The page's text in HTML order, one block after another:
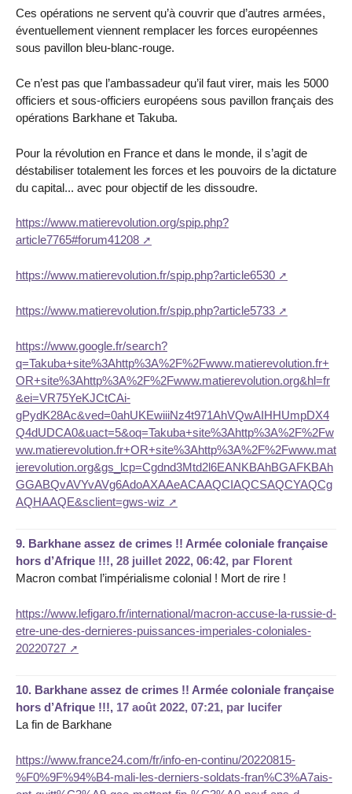
Ces opérations ne servent qu’à couvrir que d’autres armées,
éventuellement viennent remplacer les forces européennes
sous pavillon bleu-blanc-rouge.
Ce n’est pas que l’ambassadeur qu’il faut virer, mais les 5000
officiers et sous-officiers européens sous pavillon français des
opérations Barkhane et Takuba.
Pour la révolution en France et dans le monde, il s’agit de
déstabiliser totalement les forces et les pouvoirs de la dictature
du capital... avec pour objectif de les dissoudre.
https://www.matierevolution.org/spip.php?
article7765#forum41208
https://www.matierevolution.fr/spip.php?article6530
https://www.matierevolution.fr/spip.php?article5733
https://www.google.fr/search?
q=Takuba+site%3Ahttp%3A%2F%2Fwww.matierevolution.fr+
OR+site%3Ahttp%3A%2F%2Fwww.matierevolution.org&hl=fr
&ei=VR75YeKJCtCAi-
gPydK28Ac&ved=0ahUKEwiiiNz4t971AhVQwAIHHUmpDX4
Q4dUDCA0&uact=5&oq=Takuba+site%3Ahttp%3A%2F%2Fw
ww.matierevolution.fr+OR+site%3Ahttp%3A%2F%2Fwww.mat
ierevolution.org&gs_lcp=Cgdnd3Mtd2l6EANKBAhBGAFKBAh
GGABQvAVYvAVg6AdoAXAAeACAAQCIAQCSAQCYAQCg
AQHAAQE&sclient=gws-wiz
9. Barkhane assez de crimes !! Armée coloniale française
hors d’Afrique !!!, 28 juillet 2022, 06:42, par Florent
Macron combat l’impérialisme colonial ! Mort de rire !
https://www.lefigaro.fr/international/macron-accuse-la-russie-d-
etre-une-des-dernieres-puissances-imperiales-coloniales-
20220727
10. Barkhane assez de crimes !! Armée coloniale française
hors d’Afrique !!!, 17 août 2022, 07:21, par lucifer
La fin de Barkhane
https://www.france24.com/fr/info-en-continu/20220815-
%F0%9F%94%B4-mali-les-derniers-soldats-fran%C3%A7ais-